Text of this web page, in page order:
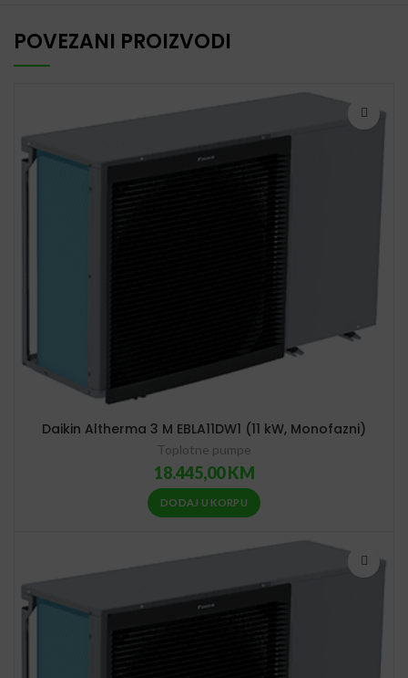
POVEZANI PROIZVODI
Daikin Altherma 3 M EBLA11DW1 (11 kW, Monofazni)
Toplotne pumpe
18.445,00KM
DODAJ U KORPU